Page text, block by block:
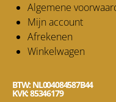
Algemene
Mijn account
Afrekenen
Winkelwagen
BTW: NL004084587B44
KVK: 85346179